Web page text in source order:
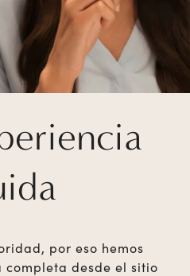
por eso hemos
desde el sitio